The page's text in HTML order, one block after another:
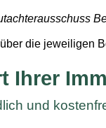
die jeweiligen
Ihrer
und